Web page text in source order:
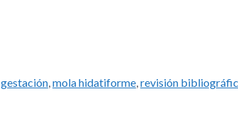
gestación,mola hidatiforme,revisión